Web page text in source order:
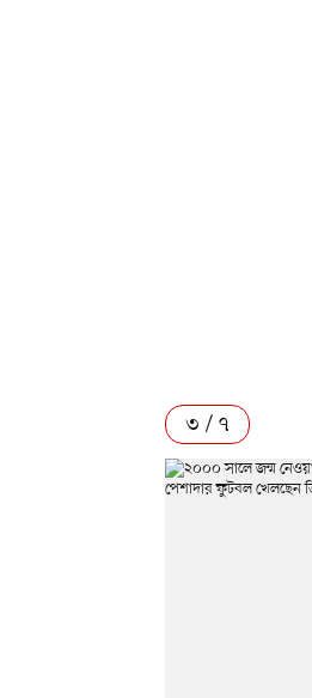
৩ / ৭